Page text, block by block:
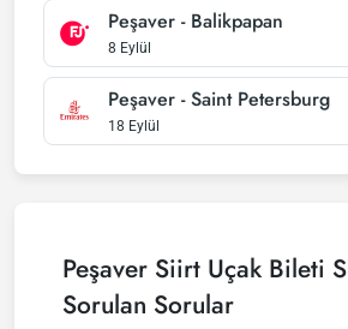
Peşaver - Balikpapan
8 Eylül
Peşaver - Saint Petersburg
18 Eylül
Peşaver Siirt Uçak Bileti
Sorulan Sorular